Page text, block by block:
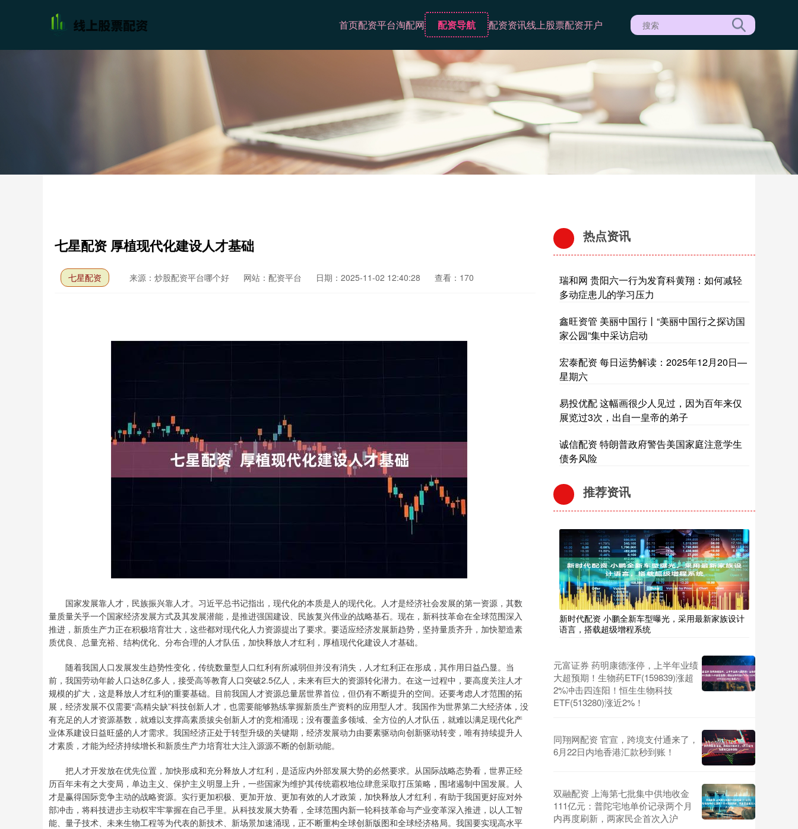
首页配资平台淘配网 配资导航 配资资讯线上股票配资开户
七星配资 厚植现代化建设人才基础
七星配资 来源：炒股配资平台哪个好 网站：配资平台 日期：2025-11-02 12:40:28 查看：170
国家发展靠人才，民族振兴靠人才。习近平总书记指出，现代化的本质是人的现代化。人才是经济社会发展的第一资源，其数
量质量关乎一个国家经济发展方式及其发展潜能，是推进强国建设、民族复兴伟业的战略基石。现在，新科技革命在全球范围深入
推进，新质生产力正在积极培育壮大，这些都对现代化人力资源提出了要求。要适应经济发展新趋势，坚持量质齐升，加快塑造素
质优良、总量充裕、结构优化、分布合理的人才队伍，加快释放人才红利，厚植现代化建设人才基础。
随着我国人口发展发生趋势性变化，传统数量型人口红利有所减弱但并没有消失，人才红利正在形成，其作用日益凸显。当
前，我国劳动年龄人口达8亿多人，接受高等教育人口突破2.5亿人，未来有巨大的资源转化潜力。在这一过程中，要高度关注人才
规模的扩大，这是释放人才红利的重要基础。目前我国人才资源总量居世界首位，但仍有不断提升的空间。还要考虑人才范围的拓
展，经济发展不仅需要“高精尖缺”科技创新人才，也需要能够熟练掌握新质生产资料的应用型人才。我国作为世界第二大经济体，没
有充足的人才资源基数，就难以支撑高素质拔尖创新人才的竞相涌现；没有覆盖多领域、全方位的人才队伍，就难以满足现代化产
业体系建设日益旺盛的人才需求。我国经济正处于转型升级的关键期，经济发展动力由要素驱动向创新驱动转变，唯有持续提升人
才素质，才能为经济持续增长和新质生产力培育壮大注入源源不断的创新动能。
把人才开发放在优先位置，加快形成和充分释放人才红利，是适应内外部发展大势的必然要求。从国际战略态势看，世界正经
历百年未有之大变局，单边主义、保护主义明显上升，一些国家为维护其传统霸权地位肆意采取打压策略，围堵遏制中国发展。人
才是赢得国际竞争主动的战略资源。实行更加积极、更加开放、更加有效的人才政策，加快释放人才红利，有助于我国更好应对外
部冲击，将科技进步主动权牢牢掌握在自己手里。从科技发展大势看，全球范围内新一轮科技革命与产业变革深入推进，以人工智
能、量子技术、未来生物工程等为代表的新技术、新场景加速涌现，正不断重构全球创新版图和全球经济格局。我国要实现高水平
热点资讯
瑞和网 贵阳六一行为发育科黄翔：如何减轻
多动症患儿的学习压力
鑫旺资管 美丽中国行丨“美丽中国行之探访国
家公园”集中采访启动
宏泰配资 每日运势解读：2025年12月20日—
星期六
易投优配 这幅画很少人见过，因为百年来仅
展览过3次，出自一皇帝的弟子
诚信配资 特朗普政府警告美国家庭注意学生
债务风险
推荐资讯
新时代配资 小鹏全新车型曝光，采用最新家族设计
语言，搭载超级增程系统
元富证券 药明康德涨停，上半年业绩
大超预期！生物药ETF(159839)涨超
2%冲击四连阳！恒生生物科技
ETF(513280)涨近2%！
同翔网配资 官宣，跨境支付通来了，
6月22日内地香港汇款秒到账！
双融配资 上海第七批集中供地收金
111亿元：普陀宅地单价记录两个月
内再度刷新，两家民企首次入沪